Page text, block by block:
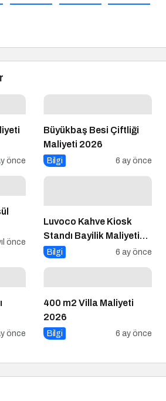
önce
Büyükbaş Besi Çiftliği
Maliyeti 2026
Bilgi 6 ay önce
önce
Luvoco Kahve Kiosk
Standı Bayilik Maliyeti
2026
Bilgi 6 ay önce
önce
400 m2 Villa Maliyeti
2026
Bilgi 6 ay önce